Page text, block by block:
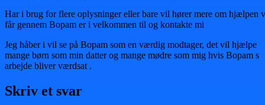
Har i brug for flere oplysninger eller bare vil hører mere om hjælpen
får gennem Bopam er i velkommen til og kontakte mi
Jeg håber i vil se på Bopam som en værdig modtager, det vil hjælpe
mange børn som min datter og mange mødre som mig hvis Bopam s
arbejde bliver værdsat .
Skriv et svar